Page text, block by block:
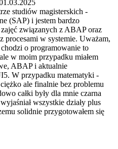
studiów magisterskich -
(SAP) i jestem bardzo
związanych z ABAP oraz
procesami w systemie. Uważam,
o programowanie to
w moim przypadku miałem
ABAP i aktualnie
W przypadku matematyki -
ale finalnie bez problemu
całki były dla mnie czarna
wszystkie działy plus
solidnie przygotowałem się